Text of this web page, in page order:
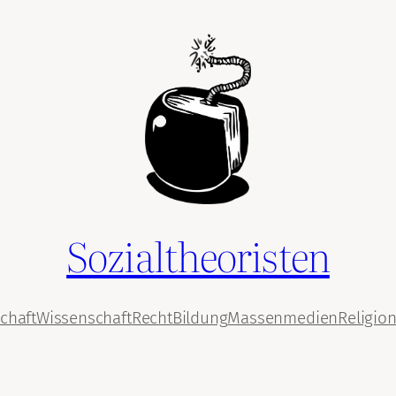
Sozialtheoristen
WissenschaftRechtBildungMassenmedienReligion